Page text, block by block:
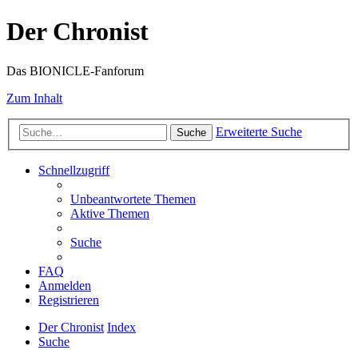
Der Chronist
Das BIONICLE-Fanforum
Zum Inhalt
Suche Erweiterte Suche
Schnellzugriff
Unbeantwortete Themen
Aktive Themen
Suche
FAQ
Anmelden
Registrieren
Der Chronist Index
Suche